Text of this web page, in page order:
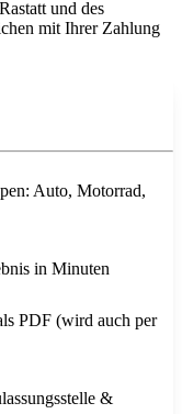
und des
mit Ihrer Zahlung
Auto, Motorrad,
in Minuten
PDF (wird auch per
&